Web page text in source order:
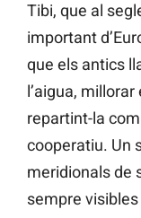
Tibi, que al
important
que els antics
l’aigua,
repartint-la
cooperatiu. Un
meridionals de
sempre